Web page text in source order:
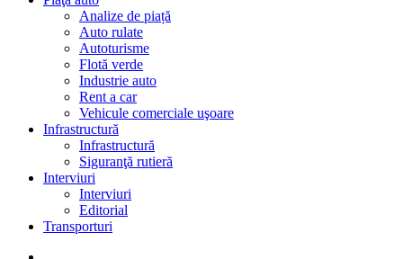
Analize de piață
Auto rulate
Autoturisme
Flotă verde
Industrie auto
Rent a car
Vehicule comerciale uşoare
Infrastructură
Infrastructură
Siguranţă rutieră
Interviuri
Interviuri
Editorial
Transporturi